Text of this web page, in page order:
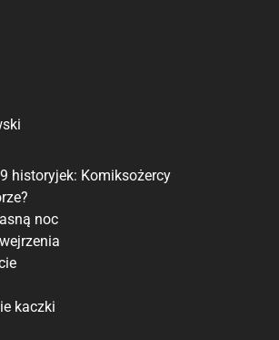
historyjek: Komiksożercy
noc
kaczki